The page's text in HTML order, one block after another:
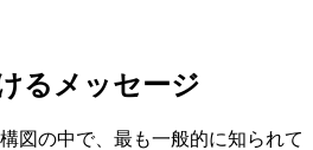
るメッセージ
図の中で、最も一般的に知られて